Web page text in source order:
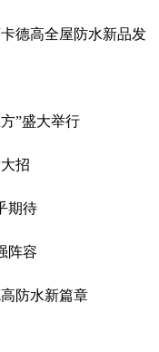
德高全屋防水新品发
”盛大举行
招
期待
阵容
防水新篇章